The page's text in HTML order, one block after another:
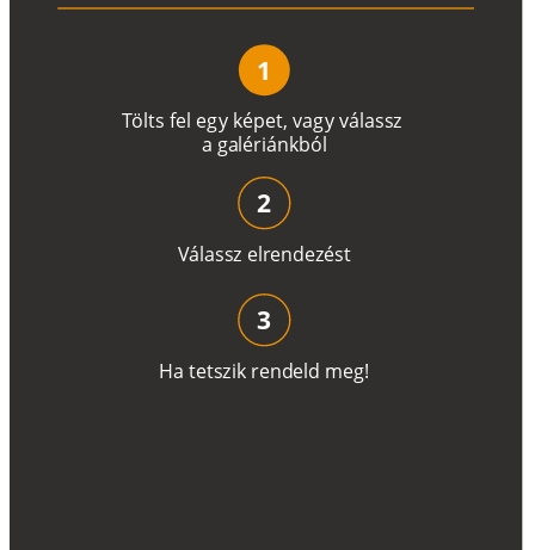
Tölts fel egy képet, vagyválassz
a galériánkból
1
Válassz elrendezést
2
Ha tetszik rendeld meg!
3